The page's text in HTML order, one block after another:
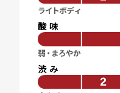
酸味
渋み